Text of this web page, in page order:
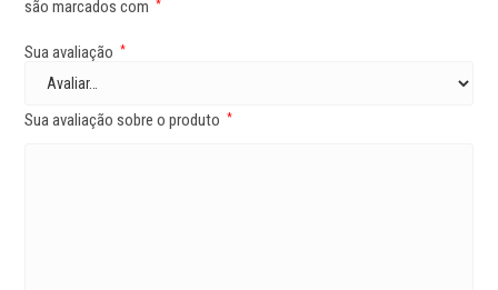
são marcados com
*
Sua avaliação *
Sua avaliação sobre o produto *